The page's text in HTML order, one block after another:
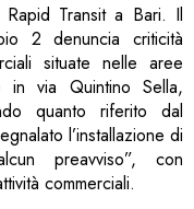
Transit a Bari. Il
2 denuncia criticità
situate nelle aree
in via Quintino Sella,
quanto riferito dal
l’installazione di
preavviso”, con
commerciali.